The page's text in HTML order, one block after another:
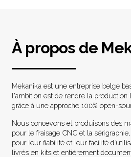
À propos de
Mekanika est une entreprise belge
l'ambition est de rendre la production
grâce à une approche 100% open-
Nous concevons et produisons des
pour le fraisage CNC et la
pour leur fiabilité et leur facilité
livrés en kits et entièrement